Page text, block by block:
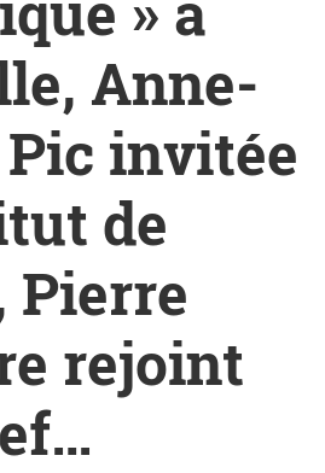
Anne-
invitée
de
Pierre
rejoint